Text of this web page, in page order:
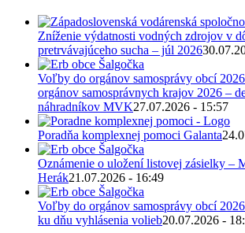
Zníženie výdatnosti vodných zdrojov v
pretrvávajúceho sucha – júl 2026
Voľby do orgánov samosprávy obcí
orgánov samosprávnych krajov 2026 –
náhradníkov MVK27.07.2026 - 15:57
Poradňa komplexnej pomoci Galanta
Oznámenie o uložení listovej zásielky –
Herák21.07.2026 - 16:49
Voľby do orgánov samosprávy obcí
ku dňu vyhlásenia volieb20.07.2026 -